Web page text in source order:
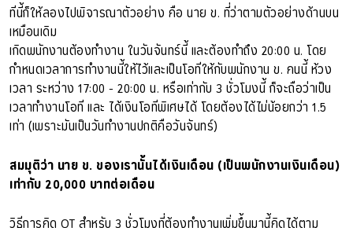
ทีนี้ก็ให้ลองไปพิจารณาตัวอย่าง คือ นาย ข. ที่ว่าตามตัวอย่างด้านบน
เหมือนเดิม
เกิดพนักงานต้องทำงาน ในวันจันทร์นี้ และต้องทำถึง 20:00 น. โดย
กำหนดเวลาการทำงานนี้ให้ไว้และเป็นโอทีให้กับพนักงาน ข. คนนี้ ห้วง
เวลา ระหว่าง 17:00 - 20:00 น. หรือเท่ากับ 3 ชั่วโมงนี้ ก็จะถือว่าเป็น
เวลาทำงานโอที และ ได้เงินโอทีพิเศษได้ โดยต้องได้ไม่น้อยกว่า 1.5
เท่า (เพราะมันเป็นวันทำงานปกติคือวันจันทร์)
สมมุติว่า นาย ข. ของเรานั้นได้เงินเดือน (เป็นพนักงานเงินเดือน)
เท่ากับ 20,000 บาทต่อเดือน